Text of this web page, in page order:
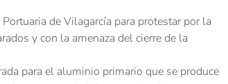
de Vilagarcía para protestar por la
y con la amenaza del cierre de la
para el aluminio primario que se produce